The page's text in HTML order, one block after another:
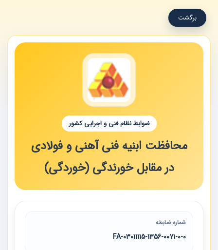
برگشت
ضوابط نظام فنی و اجرایی کشور
محافظت ابنیه فنی آهنی و فولادی
در مقابل خورندگی (خوردگی)
شماره ضابطه
03011115-1356-0071-0-0-FA